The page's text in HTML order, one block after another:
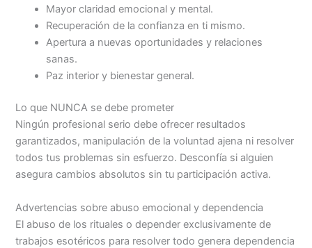
Mayor claridad emocional y mental.
Recuperación de la confianza en ti mismo.
Apertura a nuevas oportunidades y relaciones
sanas.
Paz interior y bienestar general.
Lo que NUNCA se debe prometer
Ningún profesional serio debe ofrecer resultados
garantizados, manipulación de la voluntad ajena ni resolver
todos tus problemas sin esfuerzo. Desconfía si alguien
asegura cambios absolutos sin tu participación activa.
Advertencias sobre abuso emocional y dependencia
El abuso de los rituales o depender exclusivamente de
trabajos esotéricos para resolver todo genera dependencia